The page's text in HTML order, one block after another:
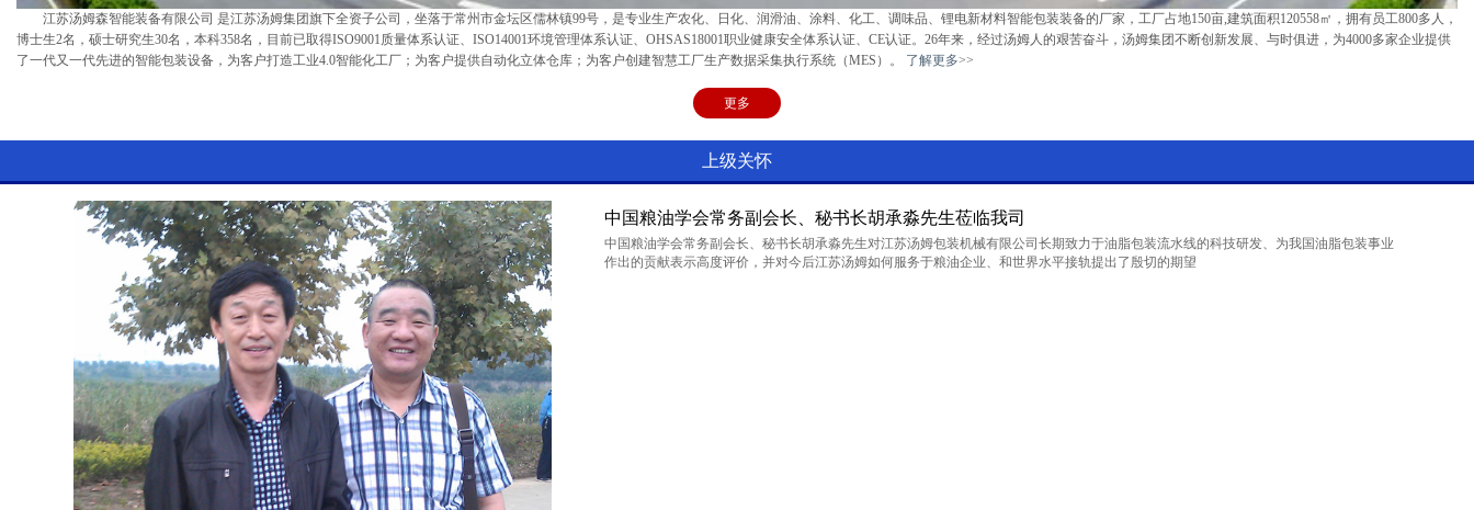
江苏汤姆森智能装备有限公司 是江苏汤姆集团旗下全资子公司，坐落于常州市金坛区儒林镇99号，是专业生产农化、日化、润滑油、涂料、化工、调味品、锂电新材料智能包装装备的厂家，工厂占地150亩,建筑面积120558㎡，拥有员工800多人，
博士生2名，硕士研究生30名，本科358名，目前已取得ISO9001质量体系认证、ISO14001环境管理体系认证、OHSAS18001职业健康安全体系认证、CE认证。26年来，经过汤姆人的艰苦奋斗，汤姆集团不断创新发展、与时俱进，为4000多家企业提供
了一代又一代先进的智能包装设备，为客户打造工业4.0智能化工厂；为客户提供自动化立体仓库；为客户创建智慧工厂生产数据采集执行系统（MES）。 了解更多>>
更多
上级关怀
中国粮油学会常务副会长、秘书长胡承淼先生莅临我司
中国粮油学会常务副会长、秘书长胡承淼先生对江苏汤姆包装机械有限公司长期致力于油脂包装流水线的科技研发、为我国油脂包装事业
作出的贡献表示高度评价，并对今后江苏汤姆如何服务于粮油企业、和世界水平接轨提出了殷切的期望